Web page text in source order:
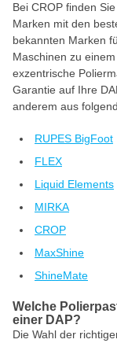
Bei CROP finden
Marken mit den
bekannten Marken
Maschinen zu
exzentrische
Garantie auf Ihre
anderem aus
RUPES BigFoot
FLEX
Liquid Elements
MIRKA
CROP
MaxShine
ShineMate
Welche
einer DAP?
Die Wahl der